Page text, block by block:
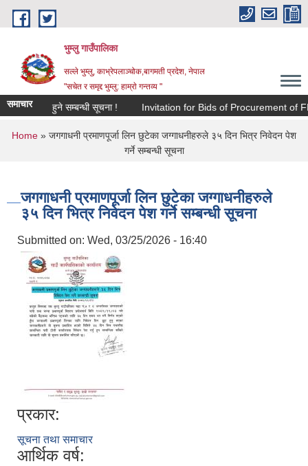
Skip to main content
भुम्लु गाउँपालिका
सल्ले भुम्लु, काभ्रेपलाञ्चोक,बागमती प्रदेश, नेपाल
"सचेत र समृद्द भुम्लु: हाम्राे गन्तव्य "
समाचार
सूचिकरण हुने सम्बन्धी सूचना ! Invitation for Bids of Procurement of
You are here
Home » जगगाधनी प्रमाणपूर्जा लिन छुटेका जग्गाधनीहरुले ३५ दिन भित्र निवेदन पेश
गर्ने सम्बन्धी सूचना
जगगाधनी प्रमाणपूर्जा लिन छुटेका जग्गाधनीहरुले
३५ दिन भित्र निवेदन पेश गर्ने सम्बन्धी सूचना
Submitted on: Wed, 03/25/2026 - 16:40
प्रकार:
सूचना तथा समाचार
आर्थिक वर्ष: